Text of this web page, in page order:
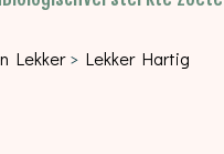
Lekker> Lekker Hartig